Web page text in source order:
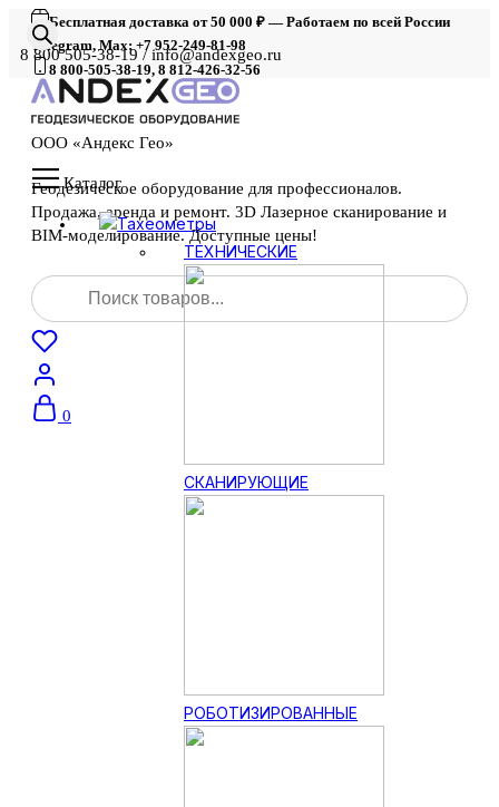
Бесплатная доставка от 50 000 ₽ — Работаем по всей России
Telegram, Max: +7 952-249-81-98
8 800-505-38-19, 8 812-426-32-56
8 800 505-38-19 / info@andexgeo.ru
ООО «Андекс Гео»
Геодезическое оборудование для профессионалов.
Продажа, аренда и ремонт. 3D Лазерное сканирование и
BIM-моделирование. Доступные цены!
Поиск
товаров
0
Каталог
Тахеометры
ТЕХНИЧЕСКИЕ
СКАНИРУЮЩИЕ
РОБОТИЗИРОВАННЫЕ